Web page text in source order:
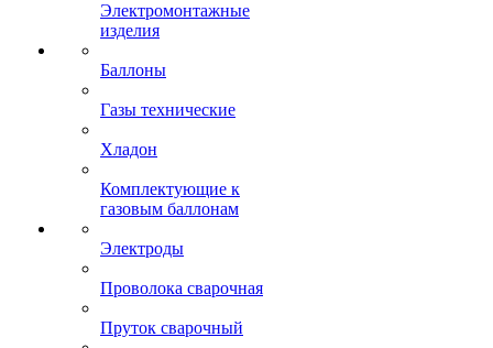
Электромонтажные
изделия
Баллоны
Газы технические
Хладон
Комплектующие к
газовым баллонам
Электроды
Проволока сварочная
Пруток сварочный